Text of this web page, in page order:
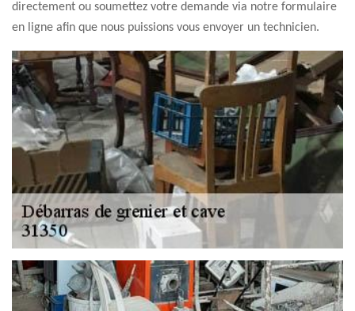
directement ou soumettez votre demande via notre formulaire
en ligne afin que nous puissions vous envoyer un technicien.